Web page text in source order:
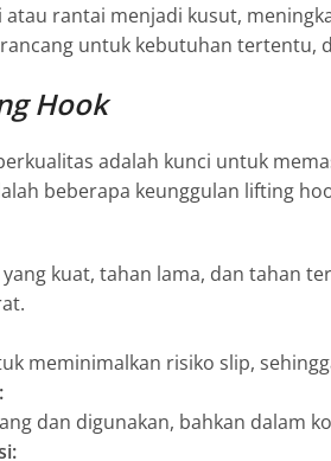
rantai menjadi kusut,
untuk kebutuhan tertentu,
Hook
adalah kunci untuk
beberapa keunggulan lifting
kuat, tahan lama, dan tahan
meminimalkan risiko slip,
dan digunakan, bahkan dalam